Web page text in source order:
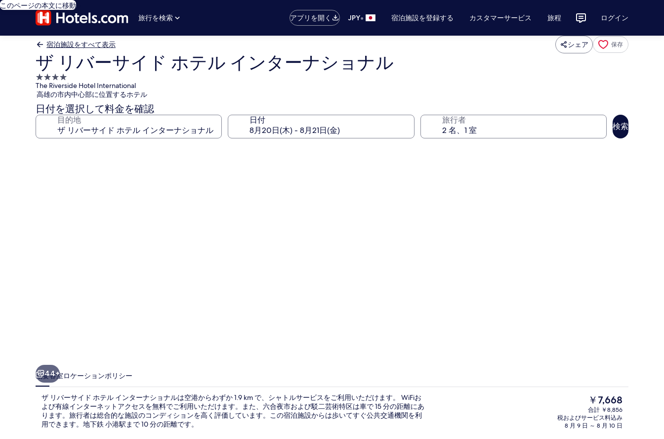
このページの本文に移動
旅行を検索
アプリを開く JPY• 宿泊施設を登録する カスタマーサービス 旅程 ログイン
宿泊施設をすべて表示 シェア 保存
ザ リバーサイド ホテル インターナショナル
4.0
つ
星
宿
泊
The Riverside Hotel International
高雄の市内中心部に位置するホテル
日付を選択して料金を確認
目的地 日付 旅行者
検索
ナ
シ
ョ
ナ
デラックス ダブルルーム | 羽毛の掛け布団、ミニバー、遮光カーテン、防音設備
外観
44+
概要客室ロケーションポリシー
ザ リバーサイド ホテル インターナショナルは空港からわずか 1.9 km で、シャトルサービスをご利用いただけます。 WiFiお
よび有線インターネットアクセスを無料でご利用いただけます。また、六合夜市および駁二芸術特区は車で 15 分の距離にあ
ります。旅行者は総合的な施設のコンディションを高く評価しています。この宿泊施設からは歩いてすぐ公共交通機関を利
用できます。地下鉄 小港駅まで 10 分の距離です。
現
在
の
料
￥7,668
合計 ￥8,856
税およびサービス料込み
8 月 9 日 ～ 8 月 10 日